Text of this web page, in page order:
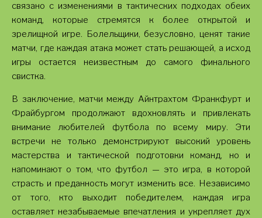
связано с изменениями в тактических подходах обеих
команд, которые стремятся к более открытой и
зрелищной игре. Болельщики, безусловно, ценят такие
матчи, где каждая атака может стать решающей, а исход
игры остается неизвестным до самого финального
свистка.
В заключение, матчи между Айнтрахтом Франкфурт и
Фрайбургом продолжают вдохновлять и привлекать
внимание любителей футбола по всему миру. Эти
встречи не только демонстрируют высокий уровень
мастерства и тактической подготовки команд, но и
напоминают о том, что футбол — это игра, в которой
страсть и преданность могут изменить все. Независимо
от того, кто выходит победителем, каждая игра
оставляет незабываемые впечатления и укрепляет дух